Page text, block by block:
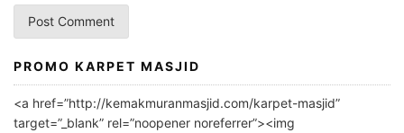
A
l
PROMO KARPET MASJID
<a href=”http://kemakmuranmasjid.com/karpet-masjid”
target=”_blank” rel=”noopener noreferrer”><img